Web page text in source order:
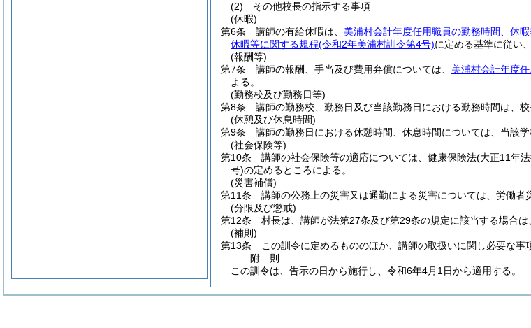
(2)
その他校長の指示する事項
(休暇)
第6条
講師の有給休暇は、 美浦村会計年度任用職員の勤務時間、休暇
休暇等に関する規程(令和2年美浦村訓令第4号)に定める基準に従い
(報酬等)
第7条
講師の報酬、手当及び費用弁償については、 美浦村会計年度
よる。
(勤務校及び勤務日等)
第8条
講師の勤務校、勤務日及び当該勤務日における勤務時間は、
(休憩及び休息時間)
第9条
講師の勤務日における休憩時間、休息時間については、当該学
(社会保険等)
第10条
講師の社会保険等の適応については、健康保険法(大正11年
号)の定めるところによる。
(災害補償)
第11条
講師の公務上の災害又は通勤による災害については、労働者
(分限及び懲戒)
第12条
村長は、講師が法第27条及び第29条の規定に該当する場合
(補則)
第13条
この訓令に定めるもののほか、講師の取扱いに関し必要な事
附 則
この訓令は、告示の日から施行し、令和6年4月1日から適用する。